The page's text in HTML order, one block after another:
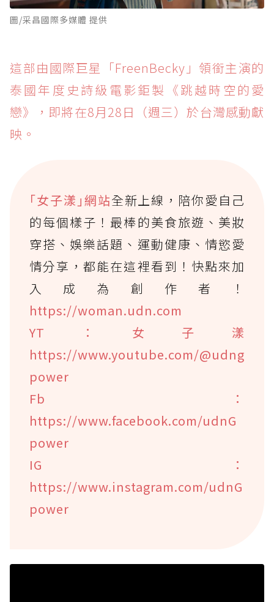
圖/采昌國際多媒體 提供
這部由國際巨星「FreenBecky」領銜主演的
泰國年度史詩級電影鉅製《跳越時空的愛
戀》，即將在8月28日（週三）於台灣感動獻
映。
｢女子漾｣網站全新上線，陪你愛自己
的每個樣子！最棒的美食旅遊、美妝
穿搭、娛樂話題、運動健康、情慾愛
情分享，都能在這裡看到！快點來加
入成為創作者！
https://woman.udn.com
YT：女子漾
https://www.youtube.com/@udng
power
Fb：
https://www.facebook.com/udnG
power
IG：
https://www.instagram.com/udnG
power